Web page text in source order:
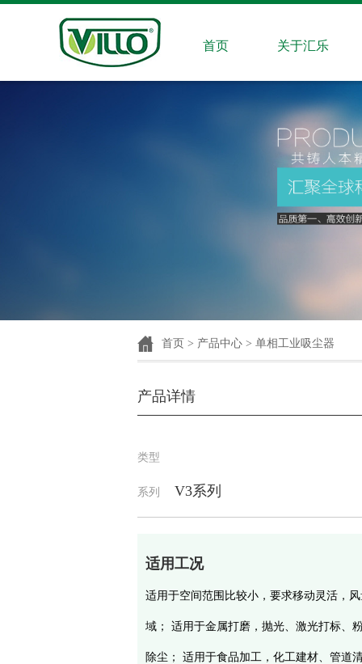
首页 关于汇乐
首页 > 产品中心 > 单相工业吸尘器
产品详情
类型
系列 V3系列
适用工况
适用于空间范围比较小，要求移动灵活，
域； 适用于金属打磨，抛光、激光打标、
除尘； 适用于食品加工，化工建材、管道